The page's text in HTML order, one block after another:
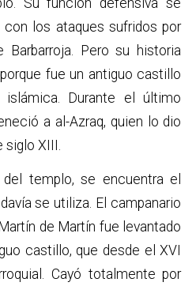
los ataques sufridos por
Pero su historia
fue un antiguo castillo
islámica. Durante el último
a al-Azraq, quien lo dio
XIII.
templo, se encuentra el
se utiliza. El campanario
de Martín fue levantado
castillo, que desde el XVI
Cayó totalmente por